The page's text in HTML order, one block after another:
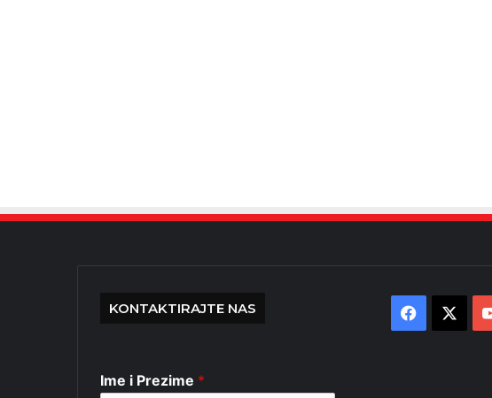
KONTAKTIRAJTE NAS
Ime i Prezime *
Facebook